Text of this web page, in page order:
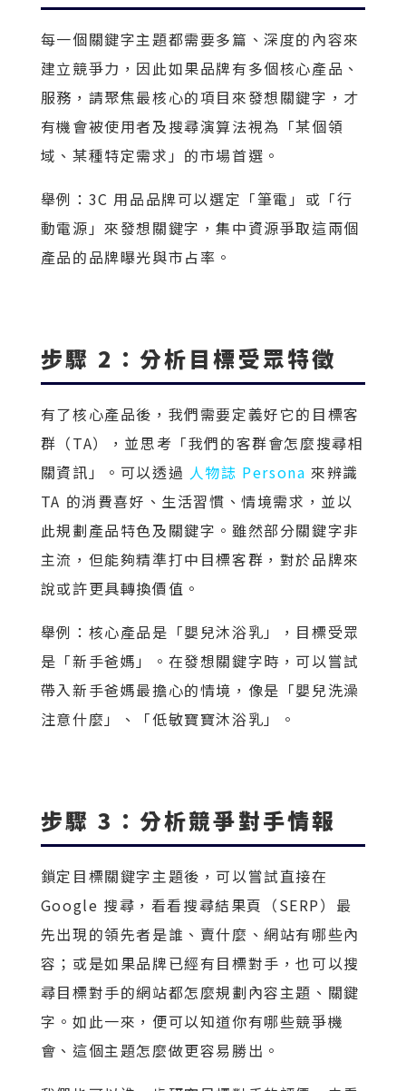
每一個關鍵字主題都需要多篇、深度的內容來
建立競爭力，因此如果品牌有多個核心產品、
服務，請聚焦最核心的項目來發想關鍵字，才
有機會被使用者及搜尋演算法視為「某個領
域、某種特定需求」的市場首選。
舉例：3C 用品品牌可以選定「筆電」或「行
動電源」來發想關鍵字，集中資源爭取這兩個
產品的品牌曝光與市占率。
步驟 2：分析目標受眾特徵
有了核心產品後，我們需要定義好它的目標客
群（TA），並思考「我們的客群會怎麼搜尋相
關資訊」。可以透過 人物誌 Persona 來辨識
TA 的消費喜好、生活習慣、情境需求，並以
此規劃產品特色及關鍵字。雖然部分關鍵字非
主流，但能夠精準打中目標客群，對於品牌來
說或許更具轉換價值。
舉例：核心產品是「嬰兒沐浴乳」，目標受眾
是「新手爸媽」。在發想關鍵字時，可以嘗試
帶入新手爸媽最擔心的情境，像是「嬰兒洗澡
注意什麼」、「低敏寶寶沐浴乳」。
步驟 3：分析競爭對手情報
鎖定目標關鍵字主題後，可以嘗試直接在
Google 搜尋，看看搜尋結果頁（SERP）最
先出現的領先者是誰、賣什麼、網站有哪些內
容；或是如果品牌已經有目標對手，也可以搜
尋目標對手的網站都怎麼規劃內容主題、關鍵
字。如此一來，便可以知道你有哪些競爭機
會、這個主題怎麼做更容易勝出。